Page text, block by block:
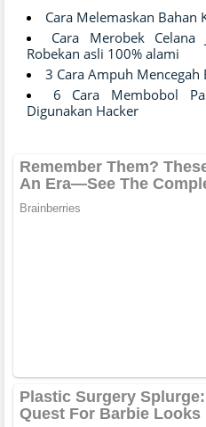
Cara Melemaskan Bahan
Cara Merobek Celana
Robekan asli 100% alami
3 Cara Ampuh Mencegah
6 Cara Membobol
Digunakan Hacker